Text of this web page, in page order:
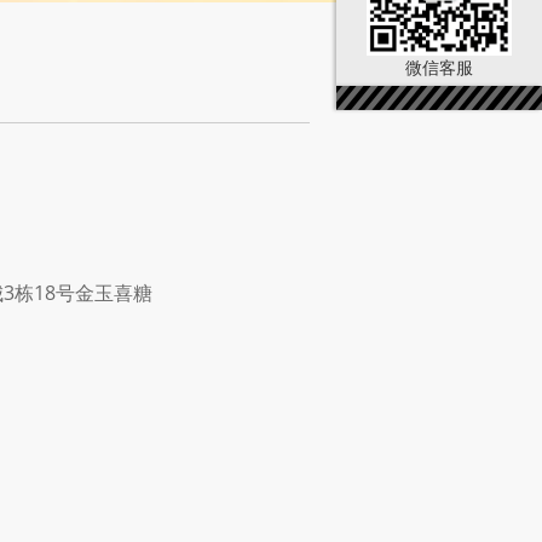
栋18号金玉喜糖
微信客服